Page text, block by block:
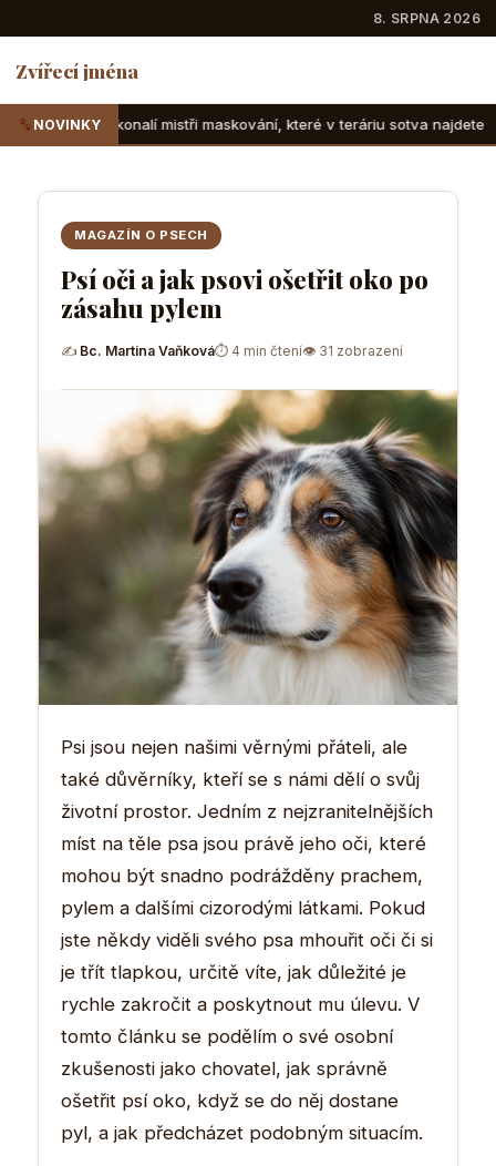
8. SRPNA 2026
Zvířecí jména
NOVINKY
maskování, které v teráriu sotva najdete
MAGAZÍN O PSECH
Psí oči a jak psovi ošetřit oko po
zásahu pylem
✍ Bc. Martina Vaňková⏱ 4 min čtení👁 31 zobrazení
Psi jsou nejen našimi věrnými přáteli, ale
také důvěrníky, kteří se s námi dělí o svůj
životní prostor. Jedním z nejzranitelnějších
míst na těle psa jsou právě jeho oči, které
mohou být snadno podrážděny prachem,
pylem a dalšími cizorodými látkami. Pokud
jste někdy viděli svého psa mhouřit oči či si
je třít tlapkou, určitě víte, jak důležité je
rychle zakročit a poskytnout mu úlevu. V
tomto článku se podělím o své osobní
zkušenosti jako chovatel, jak správně
ošetřit psí oko, když se do něj dostane
pyl, a jak předcházet podobným situacím.